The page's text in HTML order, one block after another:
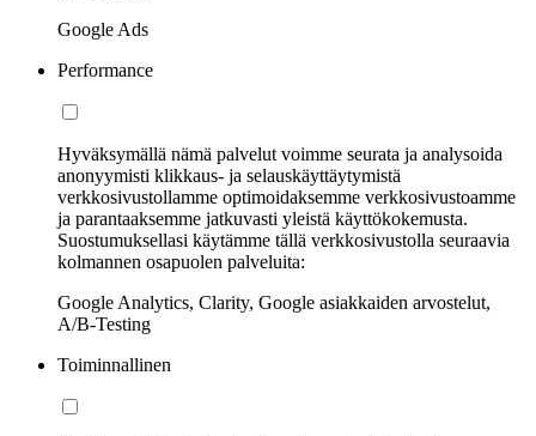
Google Ads
Performance
Hyväksymällä nämä palvelut voimme seurata ja analysoida
anonyymisti klikkaus- ja selauskäyttäytymistä
verkkosivustollamme optimoidaksemme verkkosivustoamme
ja parantaaksemme jatkuvasti yleistä käyttökokemusta.
Suostumuksellasi käytämme tällä verkkosivustolla seuraavia
kolmannen osapuolen palveluita:
Google Analytics, Clarity, Google asiakkaiden arvostelut,
A/B-Testing
Toiminnallinen